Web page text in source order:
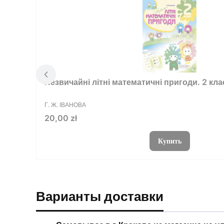
Незвичайні літні математичні пригоди. 2
ПРОИЗВОДИТЕЛЬ
Г. Ж. ІВАНОВА
Цена
20,00 zł
Купить
Варианты доставки